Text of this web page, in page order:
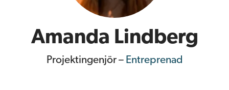
Amanda Lindberg
Projektingenjör – Entreprenad